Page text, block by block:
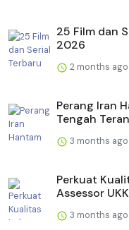
25 Film dan
2026
2 months ago
Perang Iran
Tengah
3 months ago
Perkuat
Assessor
3 months ago